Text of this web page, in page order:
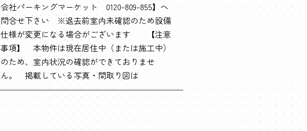
会社パーキングマーケット 0120-809-855】へ
問合せ下さい ※退去前室内未確認のため設備
仕様が変更になる場合がございます 【注意
事項】 本物件は現在居住中（または施工中）
のため、室内状況の確認ができておりませ
ん。 掲載している写真・間取り図は